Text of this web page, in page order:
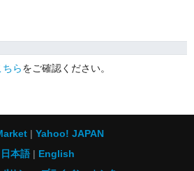
ちらをご確認ください。
Yahoo! JAPAN
日本語
English